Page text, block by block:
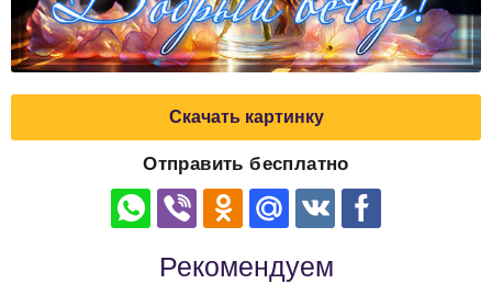
Скачать картинку
Отправить бесплатно
Рекомендуем